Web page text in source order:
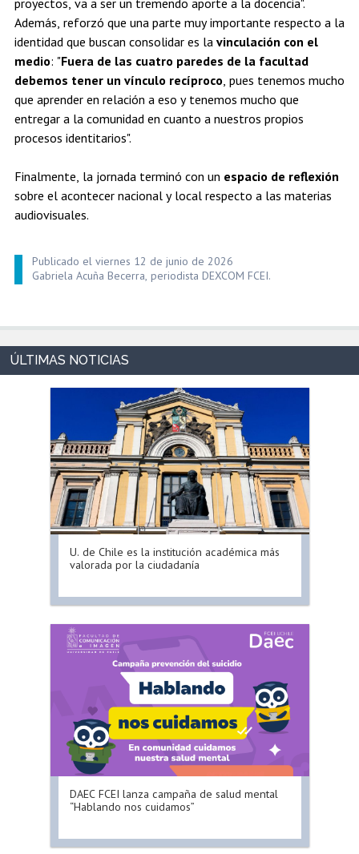
Además, reforzó que una parte muy importante respecto a la
identidad que buscan consolidar es la vinculación con el
medio: "Fuera de las cuatro paredes de la facultad
debemos tener un vínculo recíproco , pues tenemos mucho
que aprender en relación a eso y tenemos mucho que
entregar a la comunidad en cuanto a nuestros propios
procesos identitarios".
Finalmente, la jornada terminó con un espacio de reflexión
sobre el acontecer nacional y local respecto a las materias
audiovisuales.
Publicado el viernes 12 de junio de 2026
Gabriela Acuña Becerra, periodista DEXCOM FCEI.
U. de Chile es la institución académica más
valorada por la ciudadanía
DAEC FCEI lanza campaña de salud mental
“Hablando nos cuidamos”